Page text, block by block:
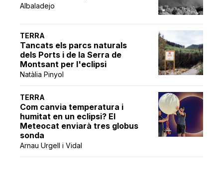
Albaladejo
TERRA
Tancats els parcs naturals
dels Ports i de la Serra de
Montsant per l'eclipsi
Natàlia Pinyol
TERRA
Com canvia temperatura i
humitat en un eclipsi? El
Meteocat enviarà tres globus
sonda
Arnau Urgell i Vidal